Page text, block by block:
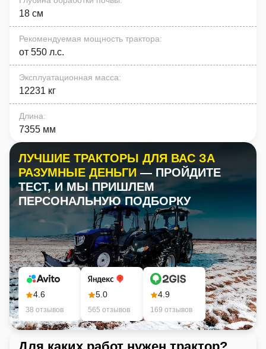
18 см
Рекомендуемая мощность трактора:
от 550 л.с.
Эксплуатационная масса:
12231 кг
Длина:
7355 мм
ЛУЧШИЕ ТРАКТОРЫ ДЛЯ ВАС ЗА
РАЗУМНЫЕ ДЕНЬГИ — ПРОЙДИТЕ
ТЕСТ, И МЫ ПРИШЛЕМ
ПЕРСОНАЛЬНУЮ ПОДБОРКУ
4.6
38 отзывов
5.0
565 отзывов
4.9
169 отзывов